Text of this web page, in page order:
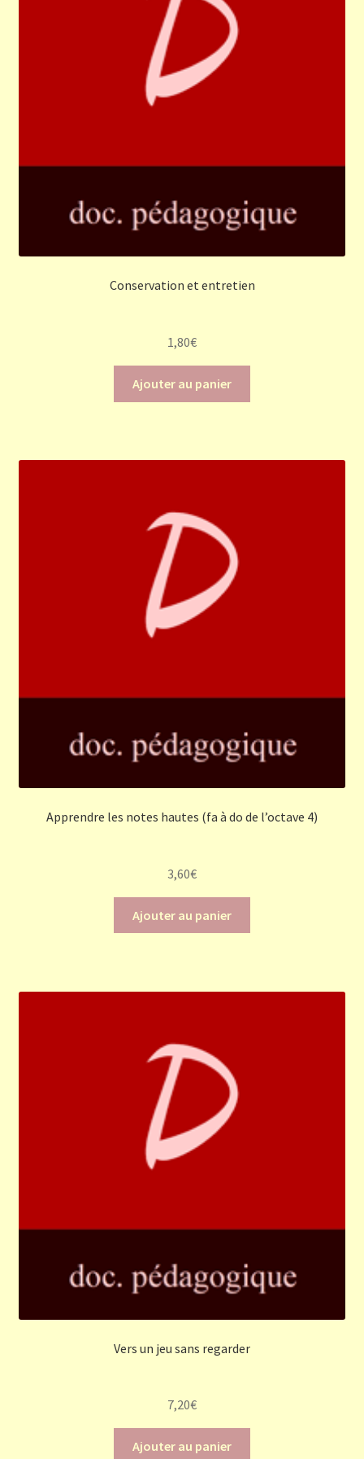
Conservation et entretien
1,80€
Ajouter au panier
Apprendre les notes hautes (fa à do de l’octave 4)
3,60€
Ajouter au panier
Vers un jeu sans regarder
7,20€
Ajouter au panier